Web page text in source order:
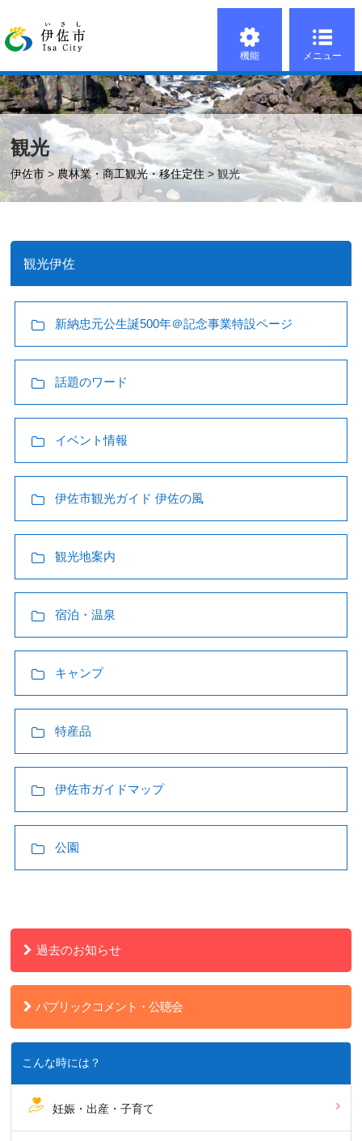
機能 メニュー
観光
伊佐市 > 農林業・商工観光・移住定住> 観光
観光伊佐
新納忠元公生誕500年＠記念事業特設ページ
話題のワード
イベント情報
伊佐市観光ガイド 伊佐の風
観光地案内
宿泊・温泉
キャンプ
特産品
伊佐市ガイドマップ
公園
過去のお知らせ
パブリックコメント・公聴会
こんな時には？
妊娠・出産・子育て